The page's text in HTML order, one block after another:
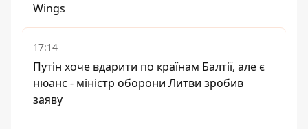
Wings
17:14
Путін хоче вдарити по країнам Балтії, але є
нюанс - міністр оборони Литви зробив
заяву